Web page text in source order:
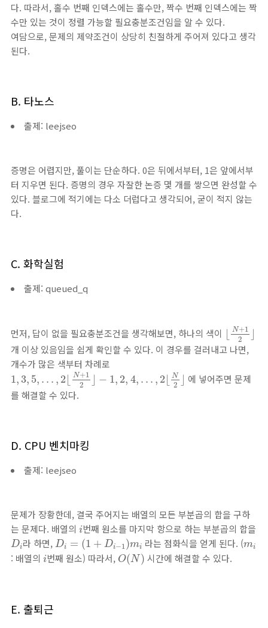
다. 따라서, 홀수 번째 인덱스에는 홀수만, 짝수 번째 인덱스에는 짝
수만 있는 것이 정렬 가능할 필요충분조건임을 알 수 있다.
여담으로, 문제의 제약조건이 상당히 친절하게 주어져 있다고 생각
된다.
B. 타노스
출제: leejseo
증명은 어렵지만, 풀이는 단순하다. 0은 뒤에서부터, 1은 앞에서부
터 지우면 된다. 증명의 경우 자잘한 논증 몇 개를 쌓으면 완성할 수
있다. 블로그에 적기에는 다소 더럽다고 생각되어, 굳이 적지 않는
다.
C. 화학실험
출제: queued_q
먼저, 답이 없을 필요충분조건을 생각해보면, 하나의 색이 N+1
2
⌊ N+1 2
개 이상 있음임을 쉽게 확인할 수 있다. 이 경우를 걸러내고 나면,
개수가 많은 색부터 차례로
1,3, 5, . . . , 2 N+1
2
− 1, 2, 4, . . . , 2⌊ N
2
1, 3,5,...,2 ⌊N+12⌋−1,2, , , ⌋
에 넣어주면 문제
를 해결할 수 있다.
D. CPU 벤치마킹
출제: leejseo
문제가 장황한데, 결국 주어지는 배열의 모든 부분곱의 합을 구하
는 문제다. 배열의 i
i번째 원소를 마지막 항으로 하는 부분곱의 합을
Di
Di 라 하면, Di = (1 + Di−1)mi
Di =(1 +D i− 1) 라는 점화식을 얻게 된다. (mi
mi
: 배열의 i
i번째 원소) 따라서, O(N )
O(N) 시간에 해결할 수 있다.
E. 출퇴근